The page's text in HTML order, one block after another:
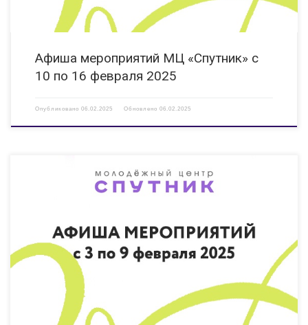
Афиша мероприятий МЦ «Спутник» с
10 по 16 февраля 2025
Опубликовано 06.02.2025 Обновлено 06.02.2025
адаптированного для людей с ОВЗ (слабослышащих, слабовидящих). КИ
«Вера» ул.Гайдара, д. 14 Б https://vk.com/clubveradzr 03.02.2025 –
23.02.2025 XVII Открытый конкурс поэтического и прозаического
творчества «ПРОБА ПЕРА» Участие руководителя объединения студии
актерского […]